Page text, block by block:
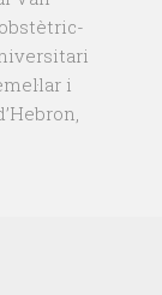
obstètric-
i